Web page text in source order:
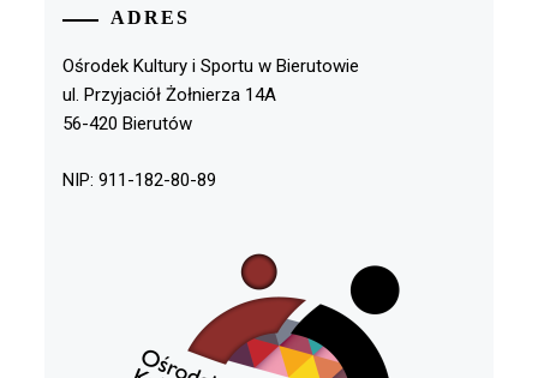
ADRES
Ośrodek Kultury i Sportu w Bierutowie
ul. Przyjaciół Żołnierza 14A
56-420 Bierutów
NIP: 911-182-80-89